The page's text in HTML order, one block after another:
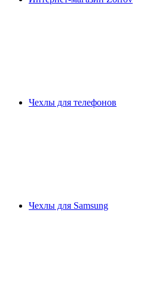
Чехлы для телефонов
Чехлы для Samsung